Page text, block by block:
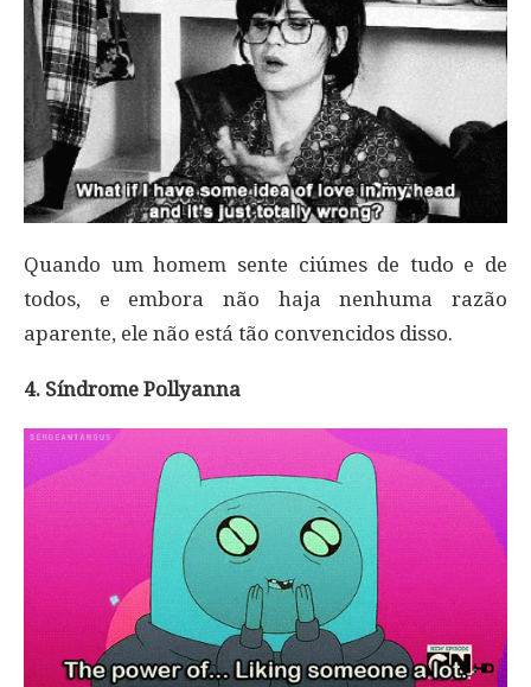
Quando um homem sente ciúmes de tudo e de
todos, e embora não haja nenhuma razão
aparente, ele não está tão convencidos disso.
4. Síndrome Pollyanna